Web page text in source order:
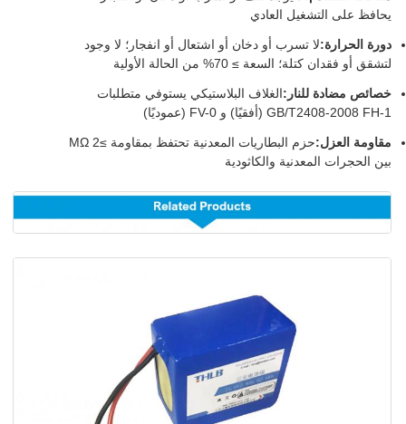
يحافظ على التشغيل العادي
دورة الحرارة:لا تسرب أو دخان أو اشتعال أو انفجار؛ لا وجود
لتشقق أو فقدان كتلة؛ السعة ≥ 70% من الحالة الأولية
خصائص مضادة للنار:الغلاف البلاستيكي يستوفي متطلبات
GB/T2408-2008 FH-1 (أفقيًا) و FV-0 (عموديًا)
مقاومة العزل:
حزم البطاريات المعدنية تحتفظ بمقاومة ≥2 MΩ
بين الحجرات المعدنية والكاثودية